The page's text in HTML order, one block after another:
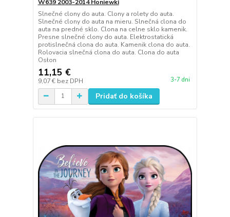
W639 2003-2014 Honiewki
Slnečné clony do auta. Clony a rolety do auta.
Slnečné clony do auta na mieru. Slnečná clona do
auta na predné sklo. Clona na celne sklo kamenik.
Presne slnečné clony do auta. Elektrostatická
protislnečná clona do auta. Kamenik clona do auta.
Rolovacia slnečná clona do auta. Clona do auta
Osłon
11,15 €
9,07 € bez DPH 3-7 dni
Pridať do košíka